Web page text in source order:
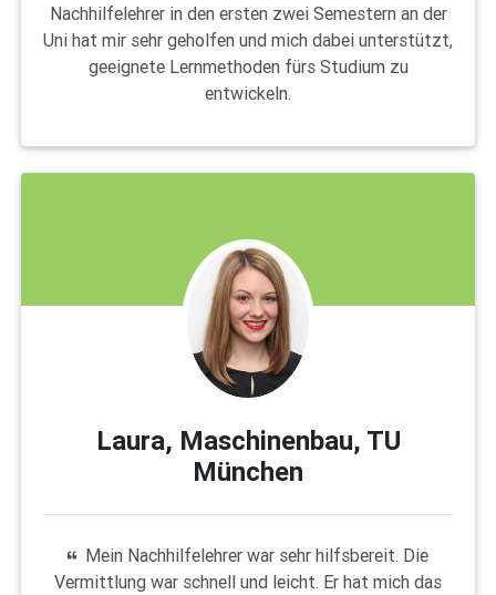
Nachhilfelehrer in den ersten zwei Semestern an der
Uni hat mir sehr geholfen und mich dabei unterstützt,
geeignete Lernmethoden fürs Studium zu
entwickeln.
Laura, Maschinenbau, TU
München
Mein Nachhilfelehrer war sehr hilfsbereit. Die
Vermittlung war schnell und leicht. Er hat mich das